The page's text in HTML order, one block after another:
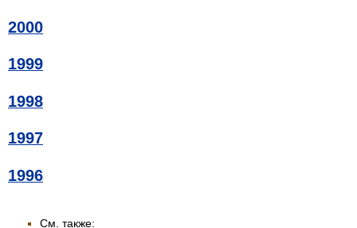
2000
1999
1998
1997
1996
См. также: